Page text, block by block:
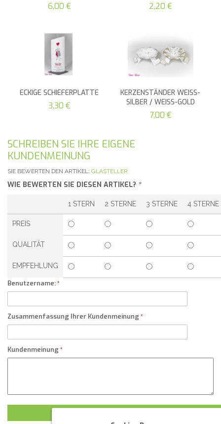
6,00 € 2,20 €
ECKIGE SCHIEFERPLATTE
3,30 €
KERZENSTÄNDER WEISS-
SILBER / WEISS-GOLD
7,00 €
SCHREIBEN SIE IHRE EIGENE
KUNDENMEINUNG
SIE BEWERTEN DEN ARTIKEL: GLASTELLER
WIE BEWERTEN SIE DIESEN ARTIKEL? *
1 STERN 2 STERNE 3 STERNE 4 STERNE
PREIS
QUALITÄT
EMPFEHLUNG
Benutzername:
Zusammenfassung Ihrer Kundenmeinung
Kundenmeinung